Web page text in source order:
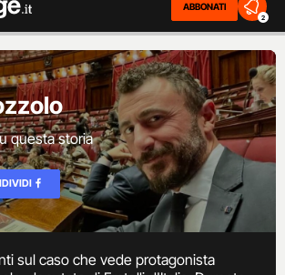
ABBONATI
2
questa storia
sul caso che vede protagonista